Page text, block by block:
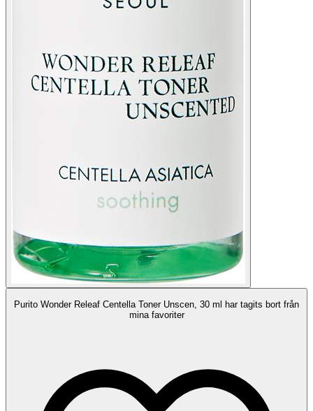
Purito Wonder Releaf Centella Toner Unscen, 30 ml har tagits bort från
mina favoriter